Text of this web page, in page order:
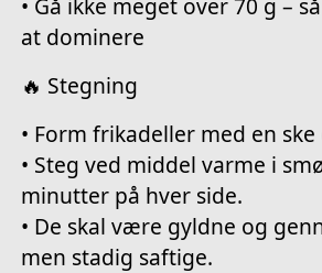
• Gå ikke meget over 70 g –
at dominere
🔥 Stegning
• Form frikadeller med en
• Steg ved middel varme i
minutter på hver side.
• De skal være gyldne og
men stadig saftige.